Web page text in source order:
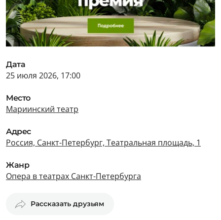
Дата
25 июля 2026, 17:00
Место
Мариинский театр
Адрес
Россия, Санкт-Петербург, Театральная площадь, 1
Жанр
Опера в театрах Санкт-Петербурга
Рассказать друзьям